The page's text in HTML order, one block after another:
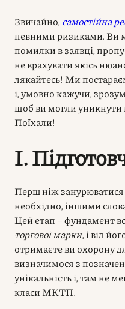
Звичайно, самостійна
певними ризиками. Ви
помилки в заявці,
не врахувати якісь
лякайтесь! Ми
і, умовно кажучи,
щоб ви могли
Поїхали!
I.
Перш ніж
необхідно, іншими
Цей етап – фундамент
торгової марки, і від
отримаєте ви охорону
визначимося з
унікальність і, там не
класи МКТП.